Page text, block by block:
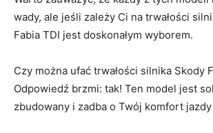
wady, ale jeśli zależy ‌Ci na trwałości
Fabia TDI jest doskonałym wyborem.
Czy można ufać trwałości‍ silnika Skody⁢
Odpowiedź brzmi: tak!​ Ten model jest‌
zbudowany i zadba o Twój komfort⁤